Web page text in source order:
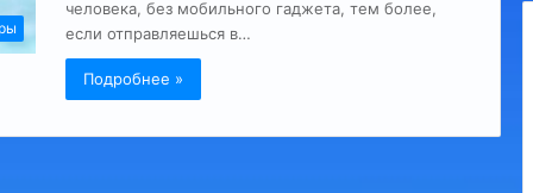
человека, без мобильного гаджета, тем более,
если отправляешься в…
Подробнее »